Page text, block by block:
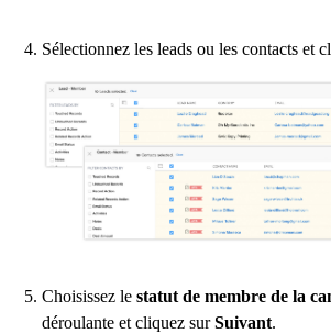
Sélectionnez les leads ou les contacts et
Choisissez le statut de membre de la
déroulante et cliquez surSuivant.